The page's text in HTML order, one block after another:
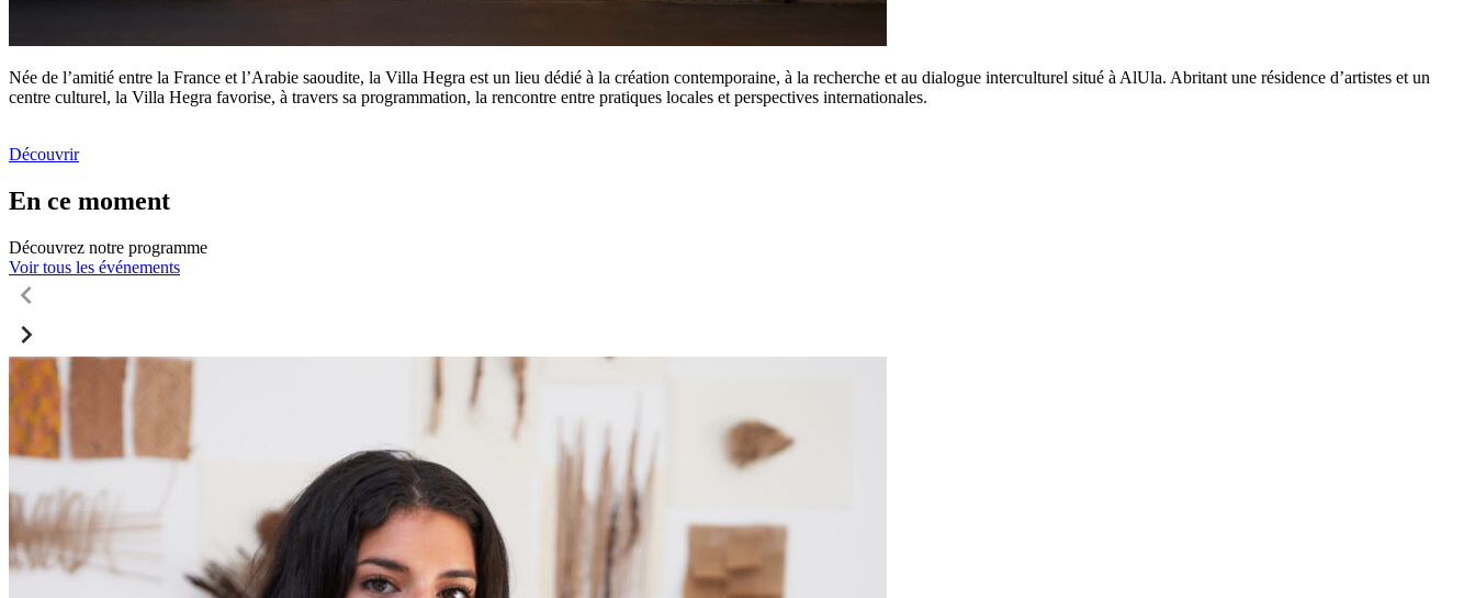
Née de l’amitié entre la France et l’Arabie saoudite, la Villa Hegra est un lieu dédié à la création contemporaine, à la recherche et au dialogue interculturel situé à AlUla. Abritant une résidence d’artistes et un
centre culturel, la Villa Hegra favorise, à travers sa programmation, la rencontre entre pratiques locales et perspectives internationales.
Découvrir
En ce moment
Découvrez notre programme
Voir tous les événements